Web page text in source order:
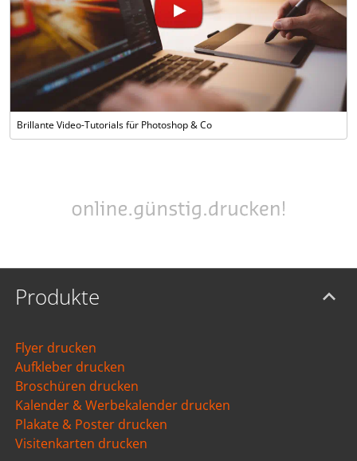
Brillante Video-Tutorials für Photoshop & Co
Produkte
Flyer drucken
Aufkleber drucken
Broschüren drucken
Kalender & Werbekalender drucken
Plakate & Poster drucken
Visitenkarten drucken